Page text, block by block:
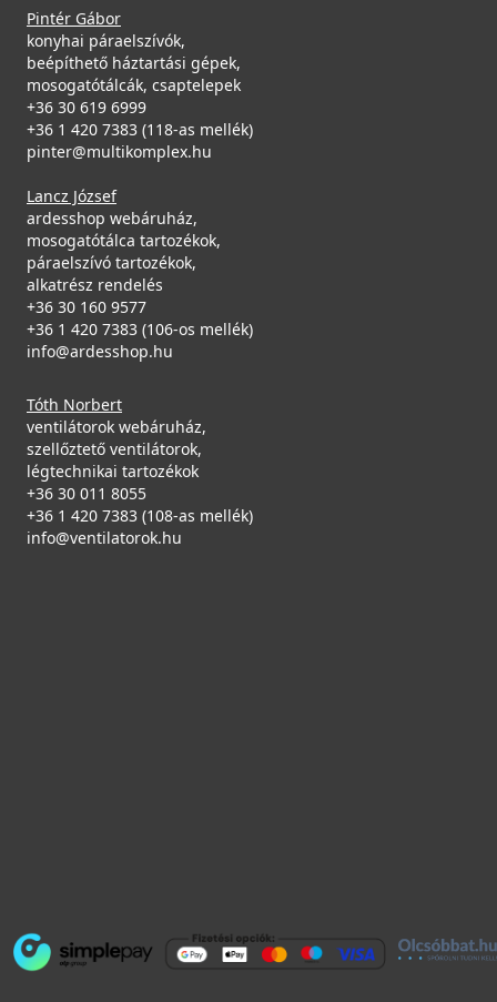
Pintér Gábor
konyhai páraelszívók,
beépíthető háztartási gépek,
mosogatótálcák, csaptelepek
+36 30 619 6999
+36 1 420 7383 (118-as mellék)
pinter@multikomplex.hu
Lancz József
ardesshop webáruház,
mosogatótálca tartozékok,
páraelszívó tartozékok,
alkatrész rendelés
+36 30 160 9577
+36 1 420 7383 (106-os mellék)
info@ardesshop.hu
Tóth Norbert
ventilátorok webáruház,
szellőztető ventilátorok,
légtechnikai tartozékok
+36 30 011 8055
+36 1 420 7383 (108-as mellék)
info@ventilatorok.hu